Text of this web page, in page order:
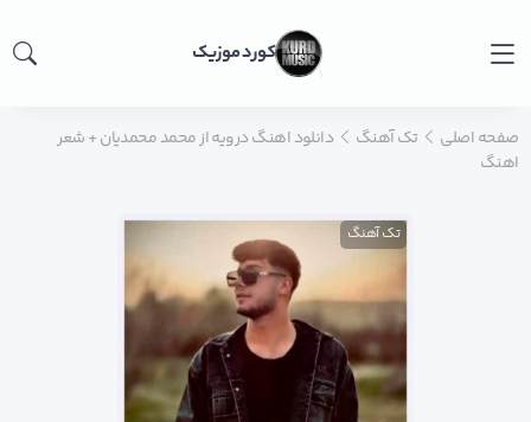
کورد موزیک
صفحه اصلی تک آهنگ
دانلود اهنگ درویه از محمد محمدیان + شعر
اهنگ
تک آهنگ